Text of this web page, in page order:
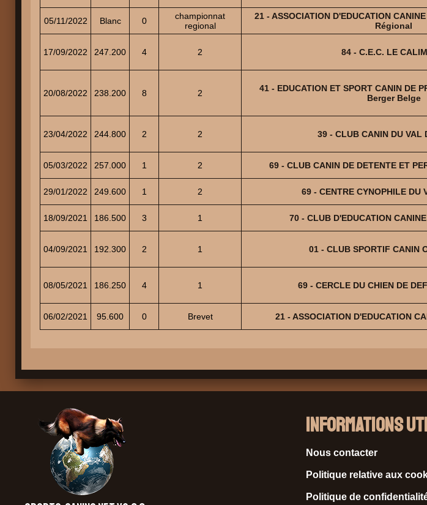
05/11/2022 Blanc 0
championnat
regional
21 - ASSOCIATION D'EDUCATION
Régional
17/09/2022 247.200 4 2 84 - C.E.C. LE
20/08/2022 238.200 8 2
41 - EDUCATION ET SPORT CANIN DE
Berger Belge
23/04/2022 244.800 2 2 39 - CLUB CANIN DU VAL
05/03/2022 257.000 1 2 69 - CLUB CANIN DE DETENTE ET
29/01/2022 249.600 1 2 69 - CENTRE CYNOPHILE DU
18/09/2021 186.500 3 1 70 - CLUB D'EDUCATION
04/09/2021 192.300 2 1 01 - CLUB SPORTIF CANIN
08/05/2021 186.250 4 1 69 - CERCLE DU CHIEN DE
06/02/2021 95.600 0 Brevet 21 - ASSOCIATION D'EDUCATION
Informations
Nous contacter
Politique relative aux
Politique de